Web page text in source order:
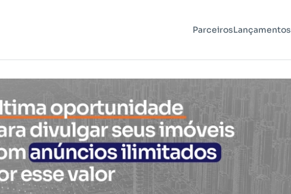
ParceirosLançamentos